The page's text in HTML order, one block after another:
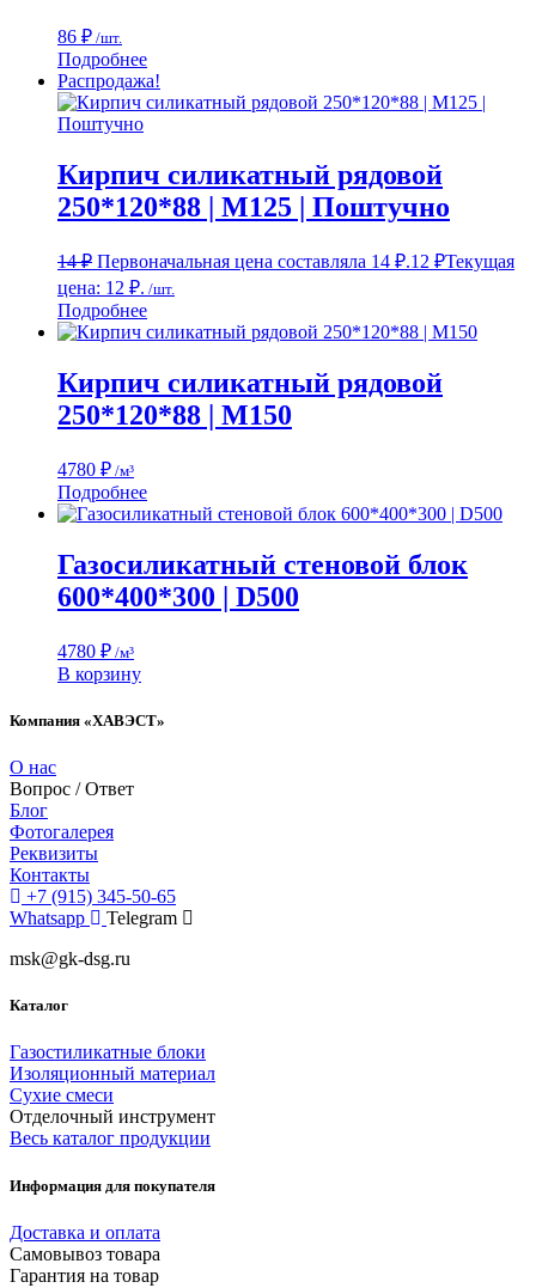
86 ₽ /шт.
Подробнее
Распродажа!
Кирпич силикатный рядовой
250*120*88 | M125 | Поштучно
14₽ Первоначальная цена составляла 14 ₽.12 ₽Текущая
цена: 12 ₽. /шт.
Подробнее
Кирпич силикатный рядовой
250*120*88 | М150
4780 ₽ /м³
Подробнее
Газосиликатный стеновой блок
600*400*300 | D500
4780 ₽ /м³
В корзину
Компания «ХАВЭСТ»
О нас
Вопрос / Ответ
Блог
Фотогалерея
Реквизиты
Контакты
+7 (915) 345-50-65
Whatsapp
Telegram
msk@gk-dsg.ru
Каталог
Газостиликатные блоки
Изоляционный материал
Сухие смеси
Отделочный инструмент
Весь каталог продукции
Информация для покупателя
Доставка и оплата
Самовывоз товара
Гарантия на товар